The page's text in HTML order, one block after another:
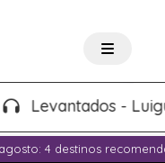
Levantados - Luigui
4 destinos